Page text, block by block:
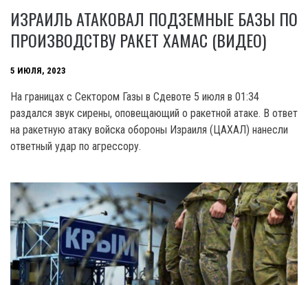
ИЗРАИЛЬ АТАКОВАЛ ПОДЗЕМНЫЕ БАЗЫ ПО
ПРОИЗВОДСТВУ РАКЕТ ХАМАС (ВИДЕО)
5 ИЮЛЯ, 2023
На границах с Сектором Газы в Сдевоте 5 июля в 01:34
раздался звук сирены, оповещающий о ракетной атаке. В ответ
на ракетную атаку войска обороны Израиля (ЦАХАЛ) нанесли
ответный удар по агрессору.